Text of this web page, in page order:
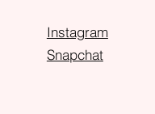
Instagram
Snapchat